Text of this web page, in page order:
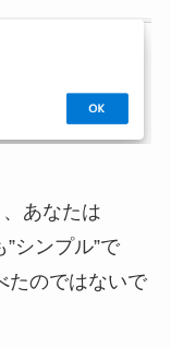
、あなたは
”シンプル”で
たのではないで